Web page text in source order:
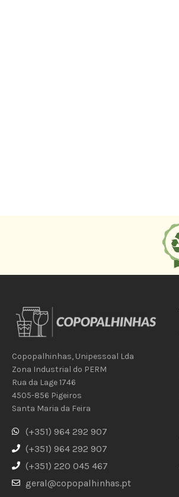
Copopalhinhas, Unipessoal Lda
Zona Industrial do PERM
Rua da Lage 1746
4505-856 Pigeiros
Santa Maria da Feira
(+351) 964 292 907
(+351) 964 292 907
(+351) 220 045 467
geral@copopalhinhas.pt